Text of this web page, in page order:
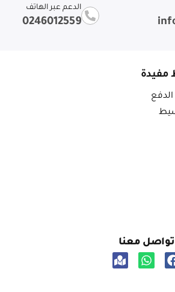
الدعم عبر الهاتف
0246012559
مفيدة
تواصل معنا